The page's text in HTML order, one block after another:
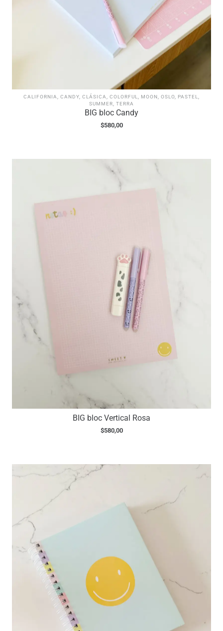
CALIFORNIA, CANDY, CLÁSICA, COLORFUL, MOON, OSLO, PASTEL,
SUMMER, TERRA
BIG bloc Candy
$580,00
BIG bloc Vertical Rosa
$580,00